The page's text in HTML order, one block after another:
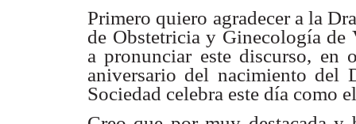
Primero quiero agradecer a la
de Obstetricia y Ginecología de
a pronunciar este discurso, en
aniversario del nacimiento del
Sociedad celebra este día como